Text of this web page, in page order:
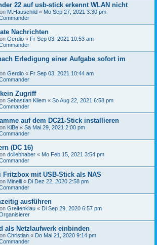
22 auf usb-stick erkennt WLAN nicht
M.Hauschild « Mo Sep 27, 2021 3:30 pm
Nachrichten
Gerdio « Fr Sep 03, 2021 10:53 am
Erledigung einer Aufgabe sofort im
Gerdio « Fr Sep 03, 2021 10:44 am
Zugriff
Sebastian Kliem « So Aug 22, 2021 6:58 pm
auf dem DC21-Stick installieren
KlBe « Sa Mai 29, 2021 2:00 pm
(DC 16)
dcliebhaber « Mo Feb 15, 2021 3:54 pm
Fritzbox mit USB-Stick als NAS
Minelli « Di Dez 22, 2020 2:58 pm
ausführen
Greifenklau « Di Sep 29, 2020 6:57 pm
als Netzlaufwerk einbinden
Christian « Do Mai 21, 2020 9:14 pm